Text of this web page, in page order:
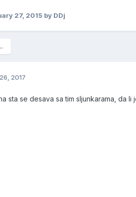
27, 2015 by DDj
2017
sta se desava sa tim sljunkarama, da